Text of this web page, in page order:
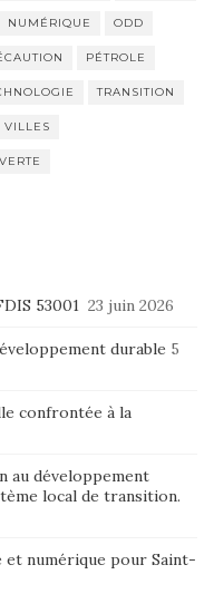
NUMÉRIQUE ODD
PÉTROLE
TRANSITION
VILLES
53001 23 juin 2026
durable 5
confrontée à la
au développement
local de transition.
numérique pour Saint-